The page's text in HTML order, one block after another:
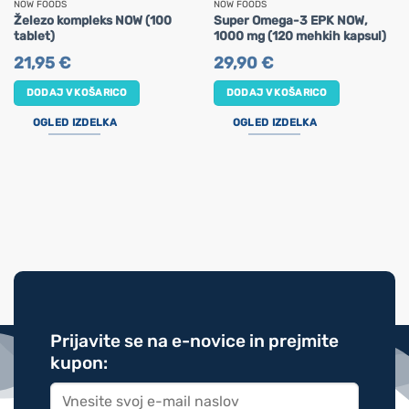
NOW FOODS
Železo kompleks NOW (100
tablet)
21,95€
DODAJ V KOŠARICO
OGLED IZDELKA
NOW FOODS
Super Omega-3 EPK NOW,
1000 mg (120 mehkih kapsul)
29,90€
DODAJ V KOŠARICO
OGLED IZDELKA
Prijavite se na e-novice in prejmite
kupon: